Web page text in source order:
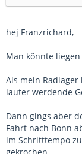
hej Franzrichard,
Man könnte
Als mein
lauter werdende
Dann gings aber
Fahrt nach Bonn
im Schritttempo